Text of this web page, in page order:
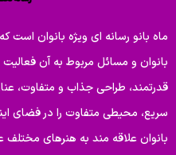
ماه بانو رسانه ای ویژه بانوان
بانوان و مسائل مربوط به آن
قدرتمند، طراحی جذاب و متفاوت،
سریع، محیطی متفاوت را در فضای
بانوان علاقه مند به هنرهای